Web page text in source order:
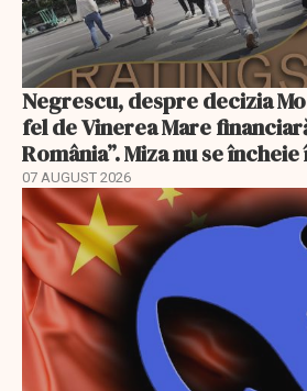
Negrescu, despre decizia
fel de Vinerea Mare
România”. Miza nu se
07 AUGUST 2026